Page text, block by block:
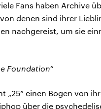
Fans haben Archive
denen sind ihrer
nachgereist, um sie
Foundation“
„25“ einen Bogen von
über die